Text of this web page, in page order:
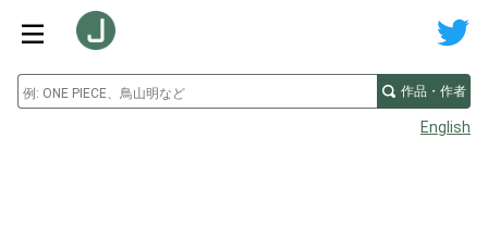
作品・作者
English